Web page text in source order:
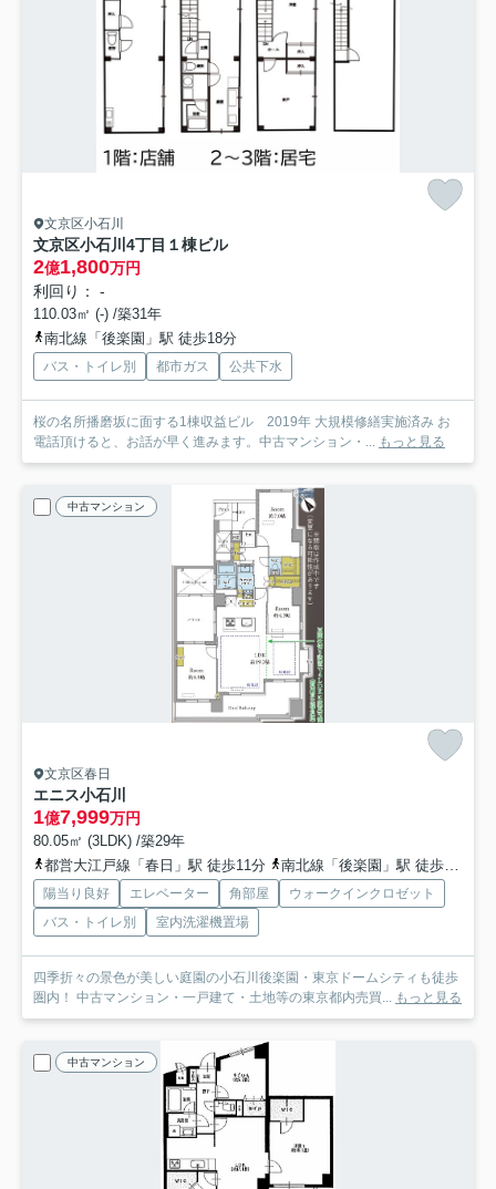
文京区小石川
文京区小石川4丁目１棟ビル
2億1,800万円
利回り： -
110.03㎡ (-) /築31年
南北線「後楽園」駅 徒歩18分
バス・トイレ別 都市ガス 公共下水
桜の名所播磨坂に面する1棟収益ビル 2019年 大規模修繕実施済み お
電話頂けると、お話が早く進みます。中古マンション・... もっと見る
中古マンション
文京区春日
エニス小石川
1億7,999万円
80.05㎡ (3LDK) /築29年
都営大江戸線「春日」駅 徒歩11分
南北線「後楽園」駅 徒歩11分
陽当り良好 エレベーター 角部屋
ウォークインクロゼット
バス・トイレ別
室内洗濯機置場
四季折々の景色が美しい庭園の小石川後楽園・東京ドームシティも徒歩
圏内！ 中古マンション・一戸建て・土地等の東京都内売買... もっと見る
中古マンション